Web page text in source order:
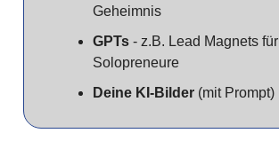
Geheimnis
GPTs - z.B. Lead Magnets für
Solopreneure
Deine KI-Bilder (mit Prompt)